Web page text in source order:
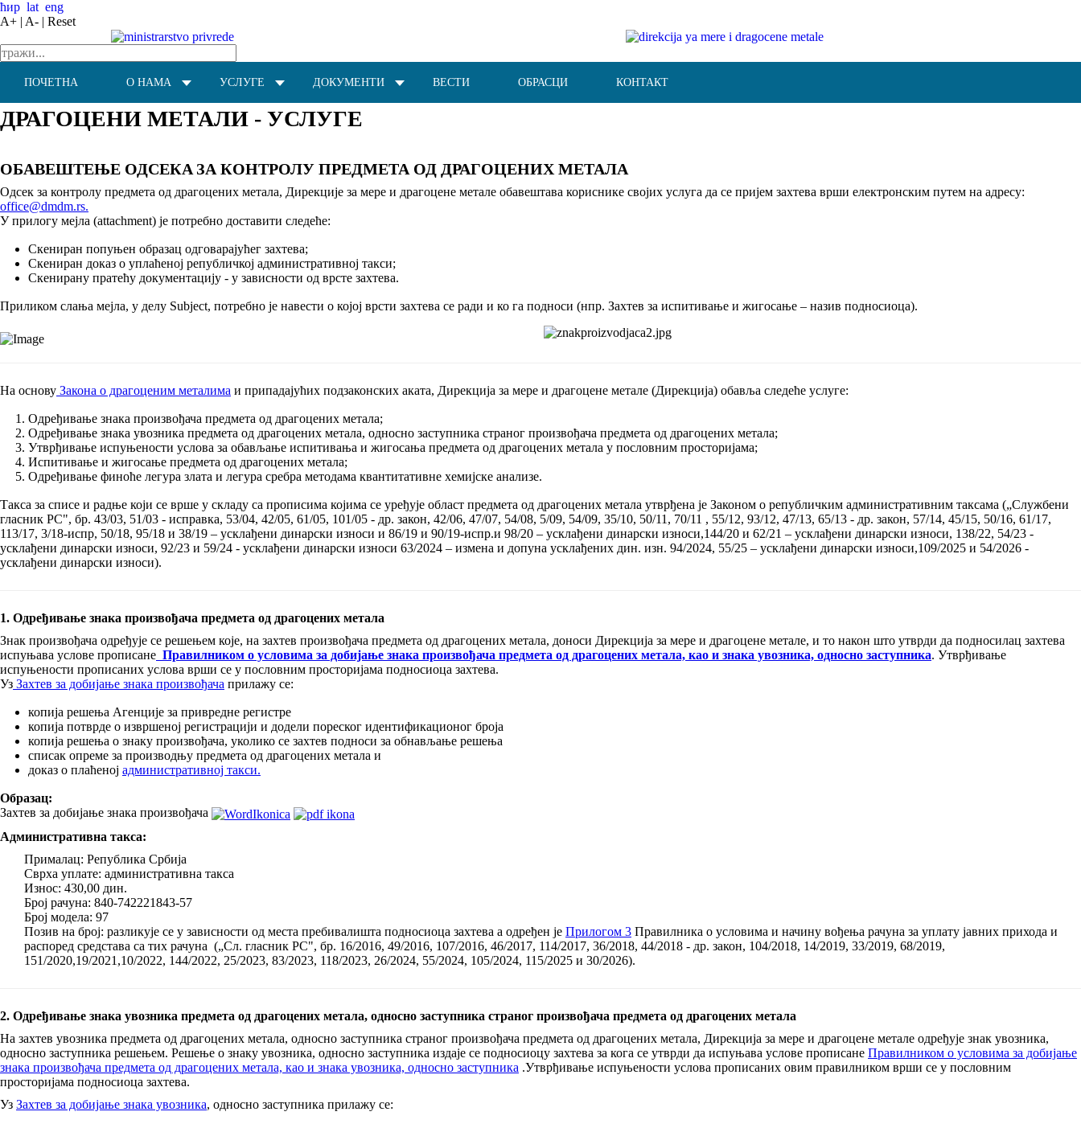
ћир lat eng
A+ | A- | Reset
ПОЧЕТНА О НАМА УСЛУГЕ ДОКУМЕНТИ ВЕСТИ ОБРАСЦИ КОНТАКТ
ДРАГОЦЕНИ МЕТАЛИ - УСЛУГЕ
ОБАВЕШТЕЊЕ ОДСЕКA ЗА КОНТРОЛУ ПРЕДМЕТА ОД ДРАГОЦЕНИХ МЕТАЛА
Одсек за контролу предмета од драгоцених метала, Дирекције за мере и драгоцене метале обавештава кориснике својих услуга да се пријем захтева врши електронским путем на адресу:
office@dmdm.rs.
У прилогу мејла (attachment) је потребно доставити следеће:
Скениран попуњен образац одговарајућег захтева;
Скениран доказ о уплаћеној републичкој административној такси;
Скенирану пратећу документацију - у зависности од врсте захтева.
Приликом слања мејла, у делу Subject, потребно је навести о којој врсти захтева се ради и ко га подноси (нпр. Захтев за испитивање и жигосање – назив подносиоца).
На основу Закона о драгоценим металима и припадајућих подзаконских аката, Дирекција за мере и драгоцене метале (Дирекција) обавља следеће услуге:
Одређивање знака произвођача предмета од драгоцених метала;
Одређивање знака увозника предмета од драгоцених метала, односно заступника страног произвођача предмета од драгоцених метала;
Утврђивање испуњености услова за обављање испитивања и жигосања предмета од драгоцених метала у пословним просторијама;
Испитивање и жигосање предмета од драгоцених метала;
Одређивање финоће легура злата и легура сребра методама квантитативне хемијске анализе.
Tаксa за списе и радње који се врше у складу са прописима којима се уређује област предмета од драгоцених метала утврђена је Законом о републичким административним таксама („Службени
гласник РС", бр. 43/03, 51/03 - исправка, 53/04, 42/05, 61/05, 101/05 - др. закон, 42/06, 47/07, 54/08, 5/09, 54/09, 35/10, 50/11, 70/11 , 55/12, 93/12, 47/13, 65/13 - др. закон, 57/14, 45/15, 50/16, 61/17,
113/17, 3/18-испр, 50/18, 95/18 и 38/19 – усклађени динарски износи и 86/19 и 90/19-испр.и 98/20 – усклађени динарски износи,144/20 и 62/21 – усклађени динарски износи, 138/22, 54/23 -
усклађени динарски износи, 92/23 и 59/24 - усклађени динарски износи 63/2024 – измена и допуна усклађених дин. изн. 94/2024, 55/25 – усклађени динарски износи,109/2025 и 54/2026 -
усклађени динарски износи).
1. Одређивање знака произвођача предмета од драгоцених метала
Знак произвођача одређује се решењем које, на захтев произвођача предмета од драгоцених метала, доноси Дирекција за мере и драгоцене метале, и то након што утврди да подносилац захтева
испуњава услове прописанe Правилником о условима за добијање знака произвођача предмета од драгоцених метала, као и знака увозника, односно заступника. Утврђивање
испуњености прописаних услова врши се у пословним просторијама подносиоца захтева.
Уз Захтев за добијање знака произвођача прилажу се:
копија решења Агенције за привредне регистре
копија потврде о извршеној регистрацији и додели пореског идентификационог броја
копија решења о знаку произвођача, уколико се захтев подноси за обнављање решења
списак опреме за производњу предмета од драгоцених метала и
доказ о плаћеној административној такси.
Образац:
Захтев за добијање знака произвођача
Административна такса:
Прималац: Република Србија
Сврха уплате: административна такса
Износ: 430,00 дин.
Број рачуна: 840-742221843-57
Број модела: 97
Позив на број: разликује се у зависности од места пребивалишта подносиоца захтева a одређен је Прилогом 3 Правилника о условима и начину вођења рачуна за уплату јавних прихода и
распоред средстава са тих рачуна („Сл. гласник РС", бр. 16/2016, 49/2016, 107/2016, 46/2017, 114/2017, 36/2018, 44/2018 - др. закон, 104/2018, 14/2019, 33/2019, 68/2019,
151/2020,19/2021,10/2022, 144/2022, 25/2023, 83/2023, 118/2023, 26/2024, 55/2024, 105/2024, 115/2025 и 30/2026).
2. Одређивање знака увозника предмета од драгоцених метала, односно заступника страног произвођача предмета од драгоцених метала
На захтев увозника предмета од драгоцених метала, односно заступника страног произвођача предмета од драгоцених метала, Дирекција за мере и драгоцене метале одређује знак увозника,
односно заступника решењем. Решење о знаку увозника, односно заступника издаје се подносиоцу захтева за кога се утврди да испуњава услове прописане Правилником о условима за добијање
знака произвођача предмета од драгоцених метала, као и знака увозника, односно заступника .Утврђивање испуњености услова прописаних овим правилником врши се у пословним
просторијама подносиоца захтева.
Уз Захтев за добијање знака увозника, односно заступника прилажу се: